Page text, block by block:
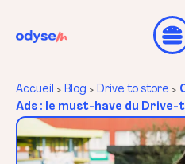
Accueil > Blog > Drive to store >
Ads : le must-have du